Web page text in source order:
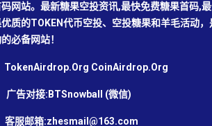
码网站。最新糖果空投资讯,最快免费糖果首码,
质的TOKEN代币空投、空投糖果和羊毛活动
必备网站！
TokenAirdrop.Org CoinAirdrop.Org
广告对接:BTSnowball (微信)
客服邮箱:zhesmail@163.com